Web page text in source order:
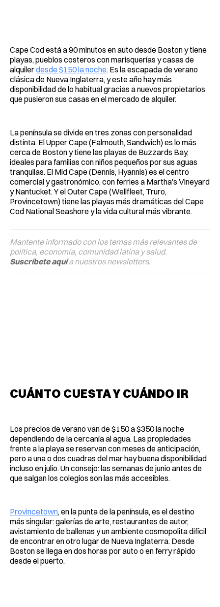
Cape Cod está a 90 minutos en auto desde Boston y tiene
playas, pueblos costeros con marisquerías y casas de
alquilerdesde $150 la noche. Es la escapada de verano
clásica de Nueva Inglaterra, y este año hay más
disponibilidad de lo habitual gracias a nuevos propietarios
que pusieron sus casas en el mercado de alquiler.
La península se divide en tres zonas con personalidad
distinta. El Upper Cape (Falmouth, Sandwich) es lo más
cerca de Boston y tiene las playas de Buzzards Bay,
ideales para familias con niños pequeños por sus aguas
tranquilas. El Mid Cape (Dennis, Hyannis) es el centro
comercial y gastronómico, con ferries a Martha's Vineyard
y Nantucket. Y el Outer Cape (Wellfleet, Truro,
Provincetown) tiene las playas más dramáticas del Cape
Cod National Seashore y la vida cultural más vibrante.
Mantente informado con los temas más relevantes de
política, economía, comunidad latina y salud.
Suscríbete aquía nuestros newsletters.
CUÁNTO CUESTA Y CUÁNDO IR
Los precios de verano van de $150 a $350 la noche
dependiendo de la cercanía al agua. Las propiedades
frente a la playa se reservan con meses de anticipación,
pero a una o dos cuadras del mar hay buena disponibilidad
incluso en julio. Un consejo: las semanas de junio antes de
que salgan los colegios son las más accesibles.
Provincetown, en la punta de la península, es el destino
más singular: galerías de arte, restaurantes de autor,
avistamiento de ballenas y un ambiente cosmopolita difícil
de encontrar en otro lugar de Nueva Inglaterra. Desde
Boston se llega en dos horas por auto o en ferry rápido
desde el puerto.